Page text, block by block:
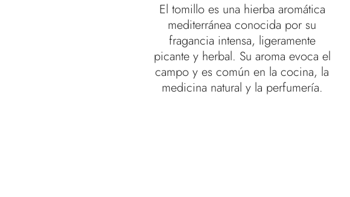
El tomillo es una hierba aromática
mediterránea conocida por su
fragancia intensa, ligeramente
picante y herbal. Su aroma evoca el
campo y es común en la cocina, la
medicina natural y la perfumería.